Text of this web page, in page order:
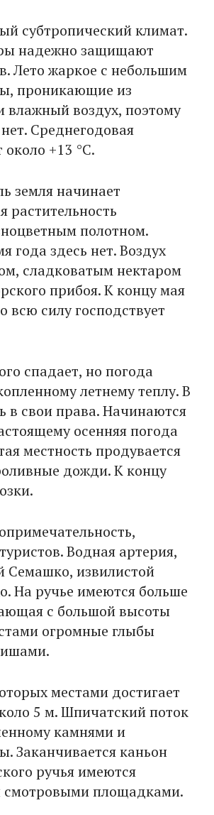
субтропический климат.
надежно защищают
Лето жаркое с небольшим
проникающие из
влажный воздух, поэтому
Среднегодовая
около +13 °С.
земля начинает
растительность
полотном.
года здесь нет. Воздух
сладковатым нектаром
прибоя. К концу мая
всю силу господствует
спадает, но погода
летнему теплу. В
в свои права. Начинаются
осенняя погода
местность продувается
дожди. К концу
Водная артерия,
Семашко, извилистой
На ручье имеются больше
с большой высоты
огромные глыбы
местами достигает
5 м. Шпичатский поток
камнями и
Заканчивается каньон
ручья имеются
смотровыми площадками.